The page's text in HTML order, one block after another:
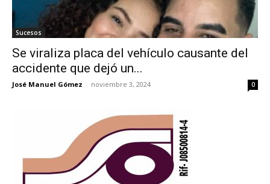
Sucesos
Se viraliza placa del vehículo causante del
accidente que dejó un...
José Manuel Gómez - noviembre 3, 2024 0